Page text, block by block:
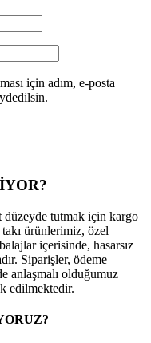
için adım, e-posta
düzeyde tutmak için kargo
ürünlerimiz, özel
içerisinde, hasarsız
Siparişler, ödeme
anlaşmalı olduğumuz
edilmektedir.